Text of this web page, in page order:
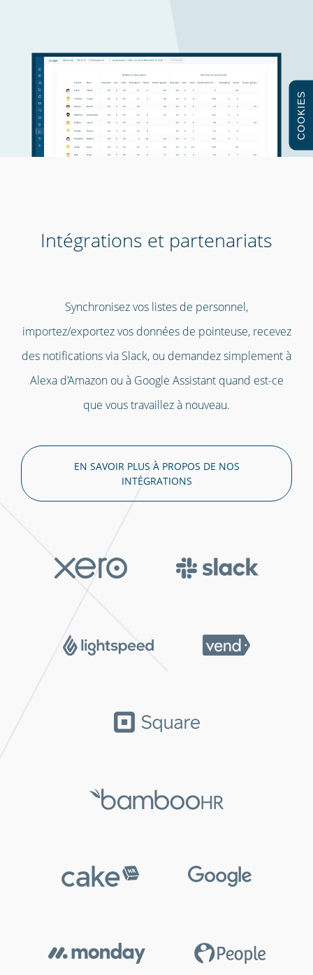
Intégrations et partenariats
Synchronisez vos listes de personnel,
importez/exportez vos données de pointeuse, recevez
des notifications via Slack, ou demandez simplement à
Alexa d'Amazon ou à Google Assistant quand est-ce
que vous travaillez à nouveau.
EN SAVOIR PLUS À PROPOS DE NOS
INTÉGRATIONS
COOKIES